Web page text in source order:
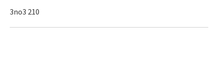
3no3 210